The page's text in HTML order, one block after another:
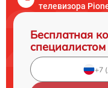
телевизора
Бесплатная
специалистом